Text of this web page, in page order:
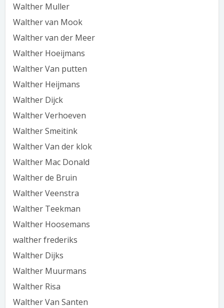
Walther Muller
Walther van Mook
Walther van der Meer
Walther Hoeijmans
Walther Van putten
Walther Heijmans
Walther Dijck
Walther Verhoeven
Walther Smeitink
Walther Van der klok
Walther Mac Donald
Walther de Bruin
Walther Veenstra
Walther Teekman
Walther Hoosemans
walther frederiks
Walther Dijks
Walther Muurmans
Walther Risa
Walther Van Santen